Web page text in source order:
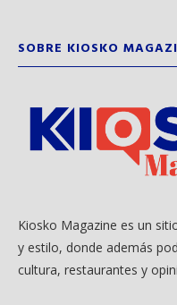
SOBRE KIOSKO
Kiosko Magazine es un
y estilo, donde además
cultura, restaurantes y